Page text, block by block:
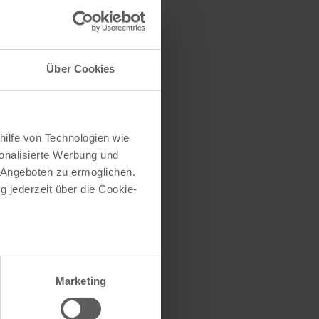
Über Cookies
von Technologien wie
Werbung und
zu ermöglichen.
jederzeit über die Cookie-
sein können
Präferenzen imAbschnitt
Marketing
herausfinden
(oder einen Teil